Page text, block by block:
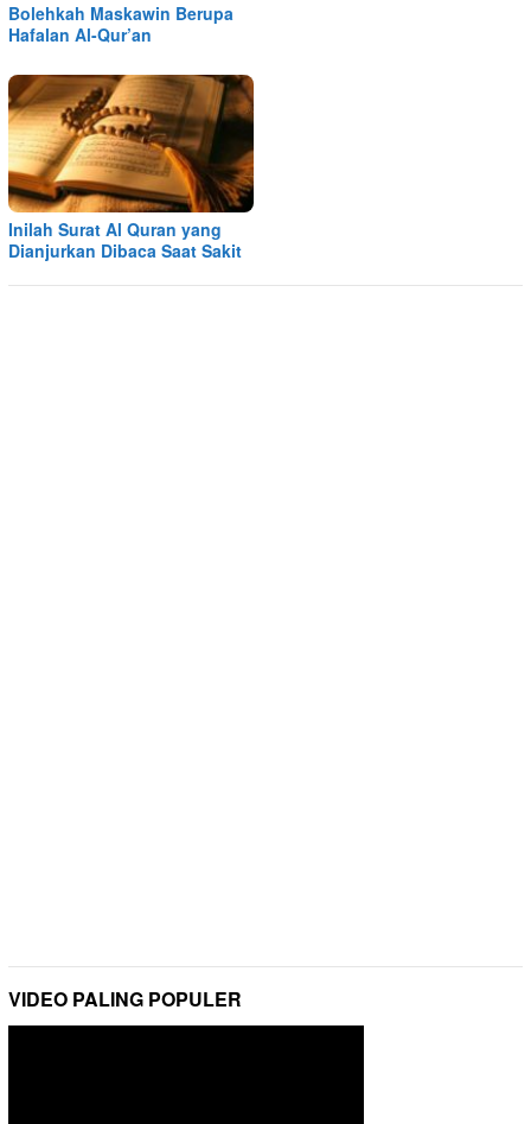
Bolehkah Maskawin Berupa
Hafalan Al-Qur’an
Inilah Surat Al Quran yang
Dianjurkan Dibaca Saat Sakit
VIDEO PALING POPULER